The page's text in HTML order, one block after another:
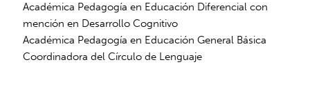
Académica Pedagogía en Educación Diferencial con
mención en Desarrollo Cognitivo
Académica Pedagogía en Educación General Básica
Coordinadora del Círculo de Lenguaje